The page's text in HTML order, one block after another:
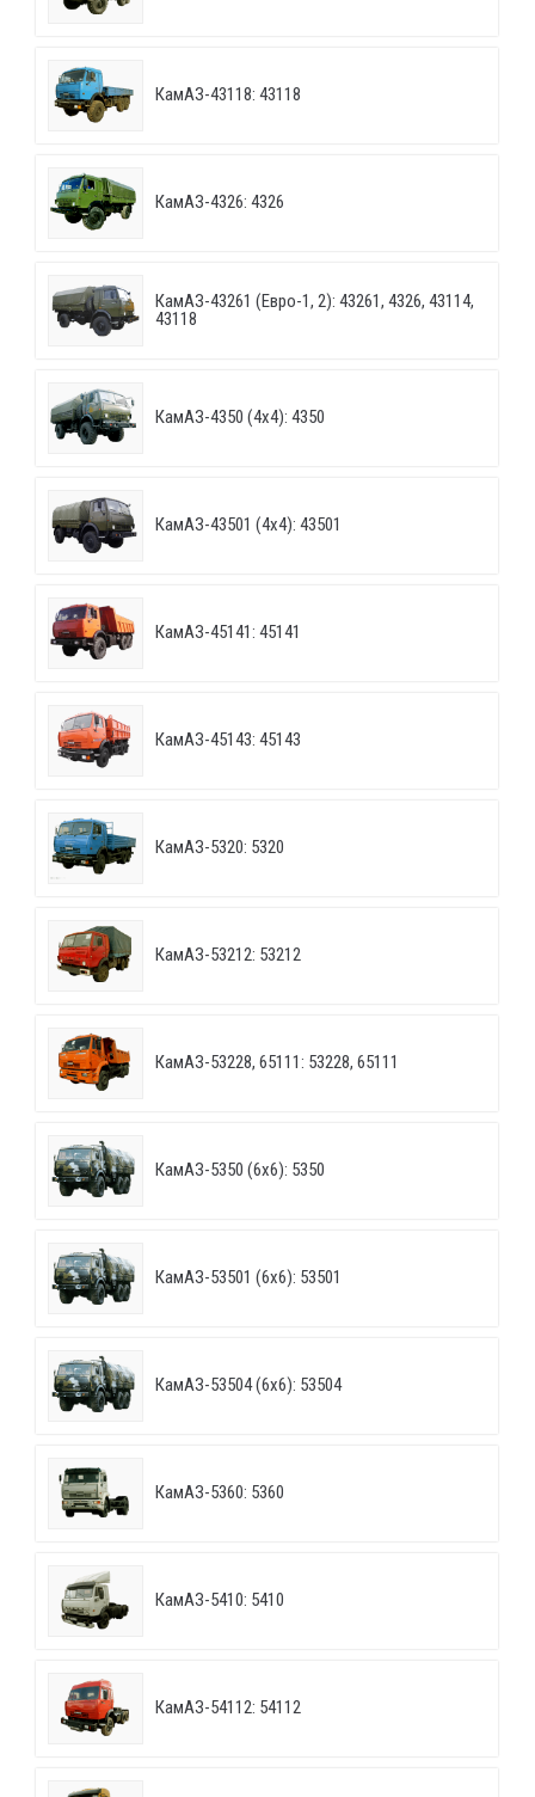
КамАЗ-43118: 43118
КамАЗ-4326: 4326
КамАЗ-43261 (Евро-1, 2): 43261, 4326, 43114,
43118
КамАЗ-4350 (4х4): 4350
КамАЗ-43501 (4х4): 43501
КамАЗ-45141: 45141
КамАЗ-45143: 45143
КамАЗ-5320: 5320
КамАЗ-53212: 53212
КамАЗ-53228, 65111: 53228, 65111
КамАЗ-5350 (6х6): 5350
КамАЗ-53501 (6х6): 53501
КамАЗ-53504 (6х6): 53504
КамАЗ-5360: 5360
КамАЗ-5410: 5410
КамАЗ-54112: 54112